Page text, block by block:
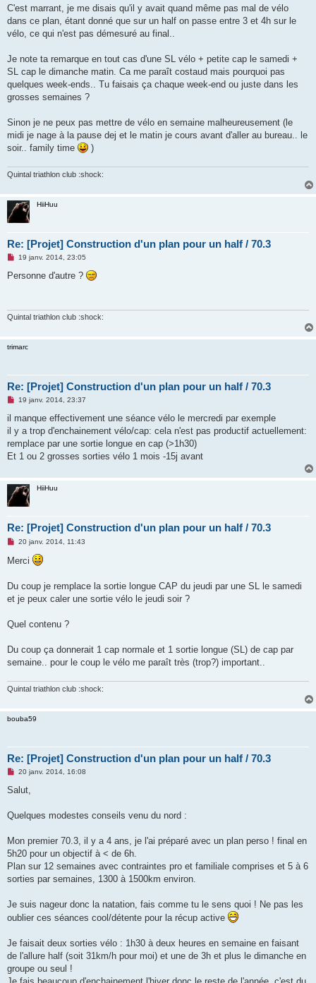
g
e
n
o
n
u
C'est marrant, je me disais qu'il y avait quand même pas mal de vélo
dans ce plan, étant donné que sur un half on passe entre 3 et 4h sur le
vélo, ce qui n'est pas démesuré au final..
Je note ta remarque en tout cas d'une SL vélo + petite cap le samedi +
SL cap le dimanche matin. Ca me paraît costaud mais pourquoi pas
quelques week-ends.. Tu faisais ça chaque week-end ou juste dans les
grosses semaines ?
Sinon je ne peux pas mettre de vélo en semaine malheureusement (le
midi je nage à la pause dej et le matin je cours avant d'aller au bureau.. le
soir.. family time
)
Quintal triathlon club :shock:
HiiHuu
Re: [Projet] Construction d'un plan pour un half / 70.3
M
s
n
l
u
19 janv. 2014, 23:05
Personne d'autre ?
Quintal triathlon club :shock:
trimarc
Re: [Projet] Construction d'un plan pour un half / 70.3
M
s
a
g
n
l
u
19 janv. 2014, 23:37
il manque effectivement une séance vélo le mercredi par exemple
il y a trop d'enchainement vélo/cap: cela n'est pas productif actuellement:
remplace par une sortie longue en cap (>1h30)
Et 1 ou 2 grosses sorties vélo 1 mois -15j avant
HiiHuu
Re: [Projet] Construction d'un plan pour un half / 70.3
M
s
s
g
e
l
20 janv. 2014, 11:43
Merci
Du coup je remplace la sortie longue CAP du jeudi par une SL le samedi
et je peux caler une sortie vélo le jeudi soir ?
Quel contenu ?
Du coup ça donnerait 1 cap normale et 1 sortie longue (SL) de cap par
semaine.. pour le coup le vélo me paraît très (trop?) important..
Quintal triathlon club :shock:
bouba59
Re: [Projet] Construction d'un plan pour un half / 70.3
M
s
g
o
l
u
20 janv. 2014, 16:08
Salut,
Quelques modestes conseils venu du nord :
Mon premier 70.3, il y a 4 ans, je l'ai préparé avec un plan perso ! final en
5h20 pour un objectif à < de 6h.
Plan sur 12 semaines avec contraintes pro et familiale comprises et 5 à 6
sorties par semaines, 1300 à 1500km environ.
Je suis nageur donc la natation, fais comme tu le sens quoi ! Ne pas les
oublier ces séances cool/détente pour la récup active
Je faisait deux sorties vélo : 1h30 à deux heures en semaine en faisant
de l'allure half (soit 31km/h pour moi) et une de 3h et plus le dimanche en
groupe ou seul !